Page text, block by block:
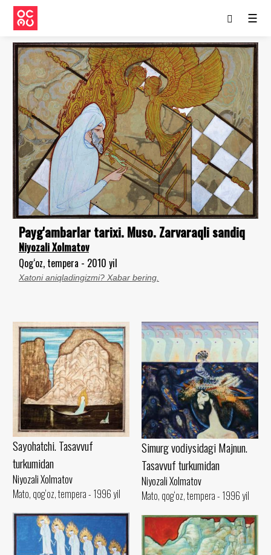
☰
Payg'ambarlar tarixi. Muso. Zarvaraqli sandiq
Niyozali Xolmatov
Qog‘oz, tempera - 2010 yil
Xatoni aniqladingizmi? Xabar bering.
Sayohatchi. Tasavvuf
turkumidan
Niyozali Xolmatov
Mato, qog‘oz, tempera - 1996 yil
Simurg vodiysidagi Majnun.
Tasavvuf turkumidan
Niyozali Xolmatov
Mato, qog‘oz, tempera - 1996 yil